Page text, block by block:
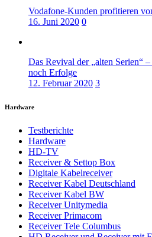
Vodafone-Kunden profitieren
16. Juni 2020 0
Das Revival der „alten Serien“
noch Erfolge
12. Februar 2020 3
Hardware
Testberichte
Hardware
HD-TV
Receiver & Settop Box
Digitale Kabelreceiver
Receiver Kabel Deutschland
Receiver Kabel BW
Receiver Unitymedia
Receiver Primacom
Receiver Tele Columbus